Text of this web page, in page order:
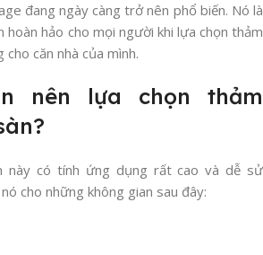
đang ngày càng trở nên phổ biến. Nó là
hảo cho mọi người khi lựa chọn thảm
căn nhà của mình.
nên lựa chọn thảm
này có tính ứng dụng rất cao và dễ sử
cho những không gian sau đây: